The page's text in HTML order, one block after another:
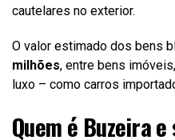
cautelares no exterior.
O valor estimado dos bens
milhões, entre bens
luxo – como carros
Quem é Buzeira